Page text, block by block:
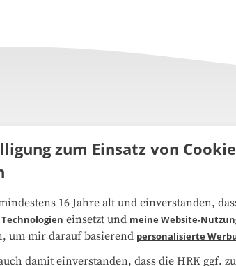
Medienarbeit
Datenschutzerklärung
zum Einsatz von
16 Jahre alt und einverstanden,
einsetzt und meine Website-
um mir darauf basierend personalisierte
damit einverstanden, dass die HRK ggf.